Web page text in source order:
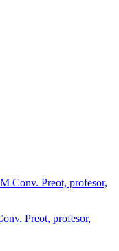
Conv. Preot, profesor,